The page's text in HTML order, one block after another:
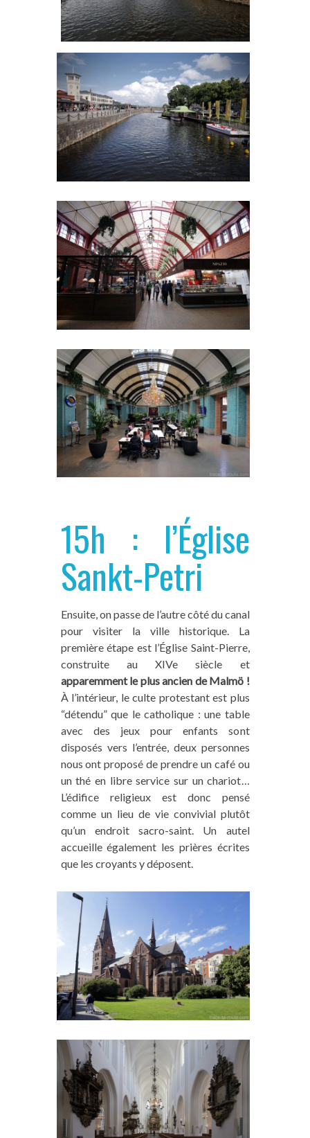
15h : l’Église
Sankt-Petri
Ensuite, on passe de l’autre côté du canal
pour visiter la ville historique. La
première étape est l’Église Saint-Pierre,
construite au XIVe siècle et
apparemment le plus ancien de Malmö !
À l’intérieur, le culte protestant est plus
“détendu” que le catholique : une table
avec des jeux pour enfants sont
disposés vers l’entrée, deux personnes
nous ont proposé de prendre un café ou
un thé en libre service sur un chariot…
L’édifice religieux est donc pensé
comme un lieu de vie convivial plutôt
qu’un endroit sacro-saint. Un autel
accueille également les prières écrites
que les croyants y déposent.